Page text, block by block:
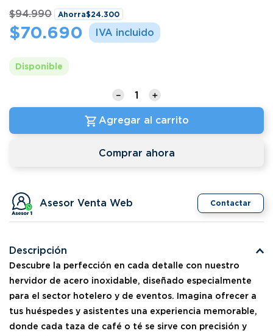
$94.990 Ahorra$24.300
$70.690
Disponible
＋
－
Agregar al carrito
Comprar ahora
Asesor Venta Web Contactar
Descripción
Descubre la perfección en cada detalle con nuestro
hervidor de acero inoxidable, diseñado especialmente
para el sector hotelero y de eventos. Imagina ofrecer a
tus huéspedes y asistentes una experiencia memorable,
donde cada taza de café o té se sirve con precisión y